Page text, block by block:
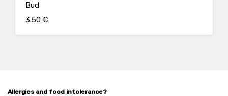
Bud
3.50 €
Allergies and food intolerance?